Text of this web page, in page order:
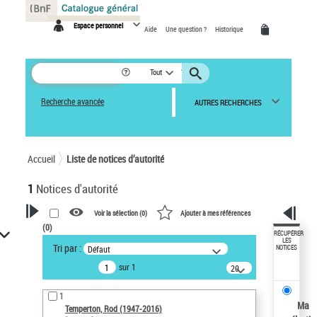
Espace personnel Aide Une question ? Historique
Tout
Recherche avancée AUTRES RECHERCHES
Accueil Liste de notices d’autorité
1 Notices d'autorité
VOTRE RECHERCHE
Recherche avancée dans les
notices d’autorité
Œuvres liées à l'auteur :
Temperton, Rod (1947-2016)
Voir la sélection (0) Ajouter à mes références
(0)
Tri par : Défaut
sur 1
20
résultats/page
1
Temperton, Rod (1947-2016)
RÉCUPÉRER
LES
NOTICES
Ma
Panneau de gestion des cookies